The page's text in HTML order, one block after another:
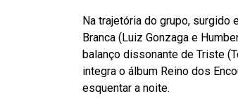
Na trajetória do grupo, surgido
Branca (Luiz Gonzaga e
balanço dissonante de Triste
integra o álbum Reino dos
esquentar a noite.